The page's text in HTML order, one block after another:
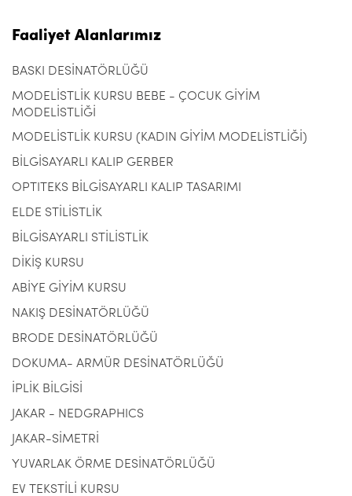
Faaliyet Alanlarımız
BASKI DESİNATÖRLÜĞÜ
MODELİSTLİK KURSU BEBE - ÇOCUK GİYİM
MODELİSTLİĞİ
MODELİSTLİK KURSU (KADIN GİYİM MODELİSTLİĞİ)
BİLGİSAYARLI KALIP GERBER
OPTITEKS BİLGİSAYARLI KALIP TASARIMI
ELDE STİLİSTLİK
BİLGİSAYARLI STİLİSTLİK
DİKİŞ KURSU
ABİYE GİYİM KURSU
NAKIŞ DESİNATÖRLÜĞÜ
BRODE DESİNATÖRLÜĞÜ
DOKUMA- ARMÜR DESİNATÖRLÜĞÜ
İPLİK BİLGİSİ
JAKAR - NEDGRAPHICS
JAKAR-SİMETRİ
YUVARLAK ÖRME DESİNATÖRLÜĞÜ
EV TEKSTİLİ KURSU